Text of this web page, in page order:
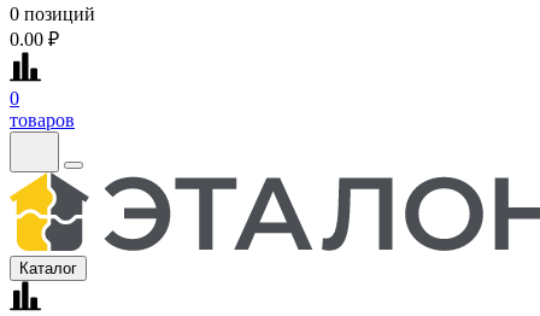
0 позиций
0.00 ₽
0
товаров
Каталог